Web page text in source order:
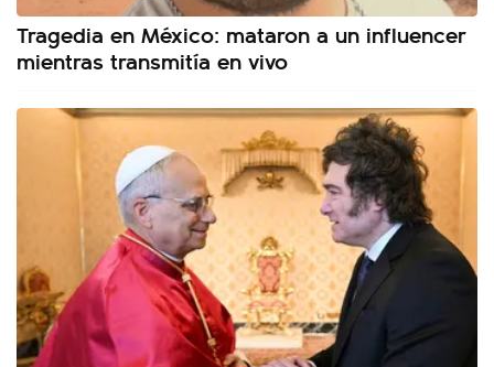
Tragedia en México: mataron a un influencer
mientras transmitía en vivo